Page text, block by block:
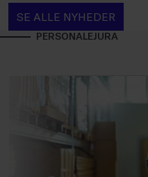
SE ALLE NYHEDER
PERSONALEJURA